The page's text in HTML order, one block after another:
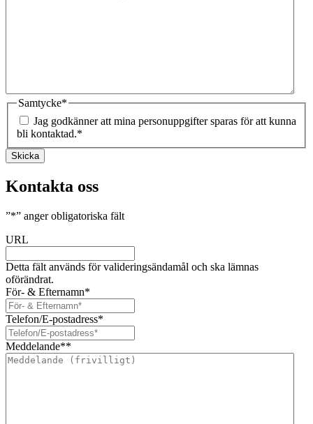
Samtycke*
Jag godkänner att mina personuppgifter sparas för att kunna
bli kontaktad.*
Skicka
Kontakta oss
”*” anger obligatoriska fält
URL
Detta fält används för valideringsändamål och ska lämnas
oförändrat.
För- & Efternamn*
Telefon/E-postadress*
Meddelande**